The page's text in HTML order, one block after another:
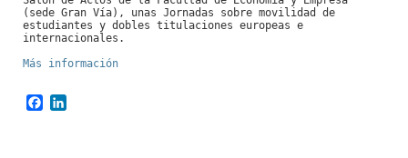
(sede Gran Vía), unas Jornadas sobre movilidad de
estudiantes y dobles titulaciones europeas e
internacionales.
Más información
Facebook